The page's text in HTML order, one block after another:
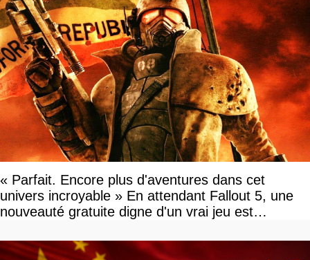
« Parfait. Encore plus d'aventures dans cet
univers incroyable » En attendant Fallout 5, une
nouveauté gratuite digne d'un vrai jeu est